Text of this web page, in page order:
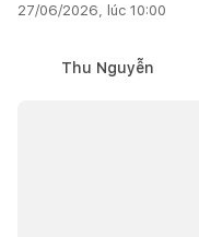
27/06/2026, lúc 10:00
Thu Nguyễn